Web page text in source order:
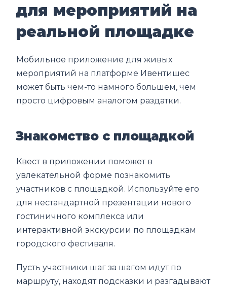
для мероприятий на
реальной площадке
Мобильное приложение для живых
мероприятий на платформе Ивентишес
может быть чем-то намного большем, чем
просто цифровым аналогом раздатки.
Знакомство с площадкой
Квест в приложении поможет в
увлекательной форме познакомить
участников с площадкой. Используйте его
для нестандартной презентации нового
гостиничного комплекса или
интерактивной экскурсии по площадкам
городского фестиваля.
Пусть участники шаг за шагом идут по
маршруту, находят подсказки и разгадывают